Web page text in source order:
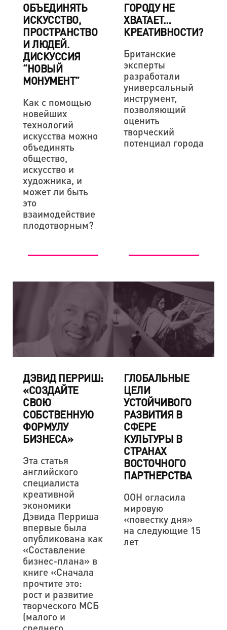
ОБЪЕДИНЯТЬ
ИСКУССТВО,
ПРОСТРАНСТВО
И ЛЮДЕЙ.
ДИСКУССИЯ
“НОВЫЙ
МОНУМЕНТ”
Как с помощью
новейших
технологий
искусства можно
объединять
общество,
искусство и
художника, и
может ли быть
это
взаимодействие
плодотворным?
ГОРОДУ НЕ
ХВАТАЕТ…
КРЕАТИВНОСТИ?
Британские
эксперты
разработали
универсальный
инструмент,
позволяющий
оценить
творческий
потенциал города
ДЭВИД ПЕРРИШ:
«СОЗДАЙТЕ
СВОЮ
СОБСТВЕННУЮ
ФОРМУЛУ
БИЗНЕСА»
Эта статья
английского
специалиста
креативной
экономики
Дэвида Перриша
впервые была
опубликована как
«Составление
бизнес-плана» в
книге «Сначала
прочтите это:
рост и развитие
творческого МСБ
(малого и
ГЛОБАЛЬНЫЕ
ЦЕЛИ
УСТОЙЧИВОГО
РАЗВИТИЯ В
СФЕРЕ
КУЛЬТУРЫ В
СТРАНАХ
ВОСТОЧНОГО
ПАРТНЕРСТВА
ООН огласила
мировую
«повестку дня»
на следующие 15
лет